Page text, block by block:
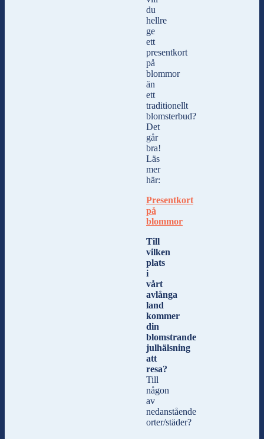
du
hellre
ge
ett
presentkort
på
blommor
än
ett
traditionellt
blomsterbud?
Det
går
bra!
Läs
mer
här:
Presentkort
på
blommor
Till
vilken
plats
i
vårt
avlånga
land
kommer
din
blomstrande
julhälsning
att
resa?
Till
någon
av
nedanstående
orter/städer?